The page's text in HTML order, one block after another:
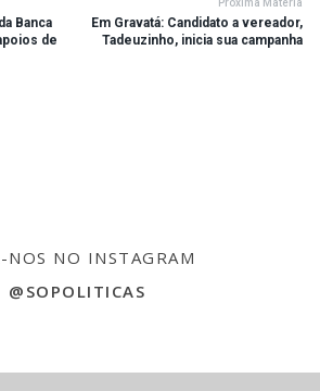
Banca
de
Em Gravatá: Candidato a vereador,
Tadeuzinho, inicia sua campanha
NOS NO INSTAGRAM
@SOPOLITICAS